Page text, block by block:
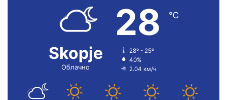
Skopje
Облачно
28 ℃
28º - 25º
40%
2.04 км/ч